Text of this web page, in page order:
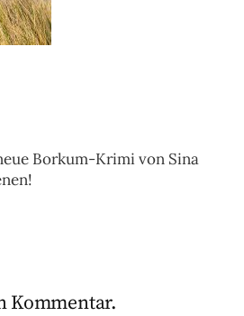
Borkum-Krimi von Sina
Kommentar.